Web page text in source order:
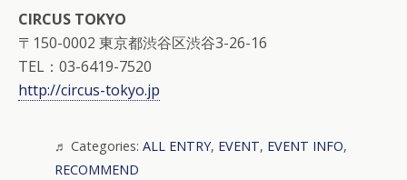
CIRCUS TOKYO
〒150-0002 東京都渋谷区渋谷3-26-16
TEL：03-6419-7520
http://circus-tokyo.jp
Categories: ALL ENTRY, EVENT, EVENT INFO,
RECOMMEND